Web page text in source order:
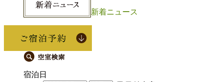
新着ニュース
宿泊日